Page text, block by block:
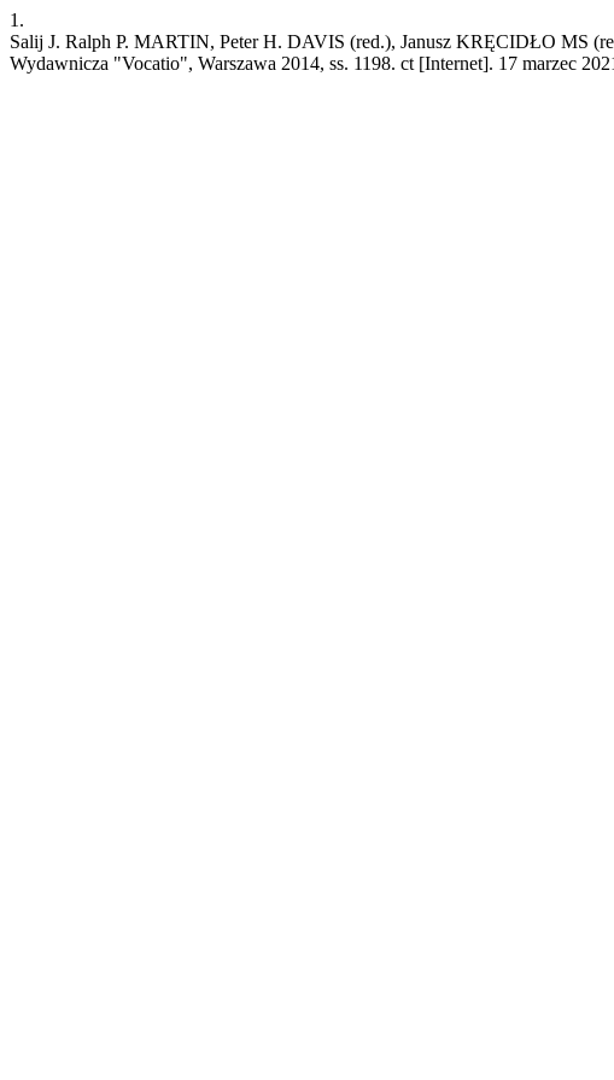
1.
Salij J. Ralph P. MARTIN, Peter H. DAVIS (red.), Janusz KRĘCIDŁO MS
Wydawnicza "Vocatio", Warszawa 2014, ss. 1198. ct [Internet]. 17 marzec